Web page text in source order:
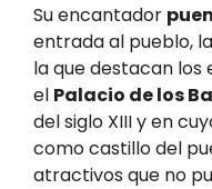
Su encantador
entrada al pueblo, la
la que destacan los
el Palacio de los
del siglo XIII y en
como castillo del
atractivos que no